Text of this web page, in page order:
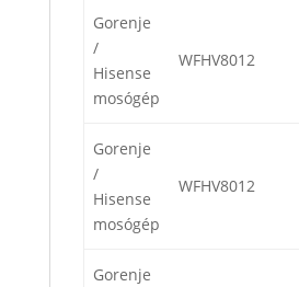
Gorenje
/
Hisense
mosógép
WFHV8012
Gorenje
/
Hisense
mosógép
WFHV8012
Gorenje